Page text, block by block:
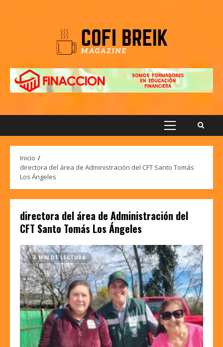
Menú
Inicio
directora del área de Administración del CFT Santo Tomás
Los Ángeles
directora del área de Administración del
CFT Santo Tomás Los Ángeles
3 MIN DE LECTURA